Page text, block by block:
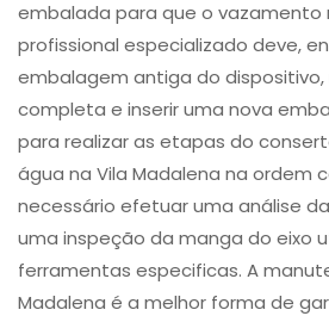
embalada para que o vazamento
profissional especializado deve,
embalagem antiga do dispositivo,
completa e inserir uma nova
para realizar as etapas do
água na Vila Madalena na ordem
necessário efetuar uma análise
uma inspeção da manga do eixo
ferramentas especificas. A
Madalena é a melhor forma de